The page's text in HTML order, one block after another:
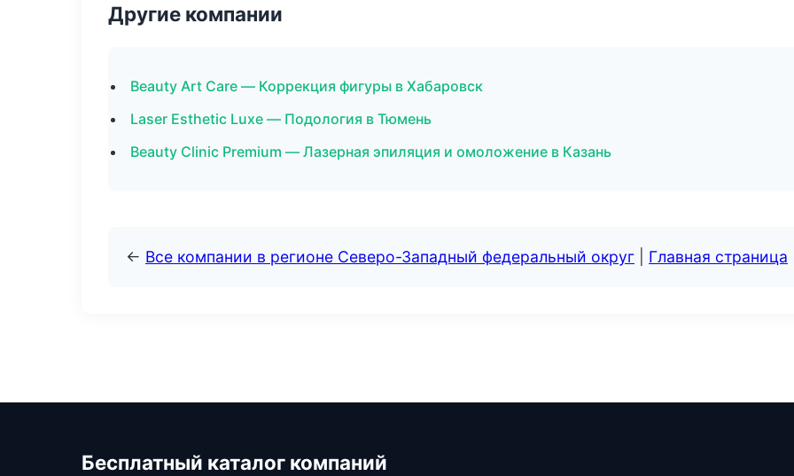
Другие компании
Beauty Art Care — Коррекция фигуры в Хабаровск
Laser Esthetic Luxe — Подология в Тюмень
Beauty Clinic Premium — Лазерная эпиляция и омоложение в Казань
← Все компании в регионе Северо-Западный федеральный округ Главная страница
Бесплатный каталог компаний